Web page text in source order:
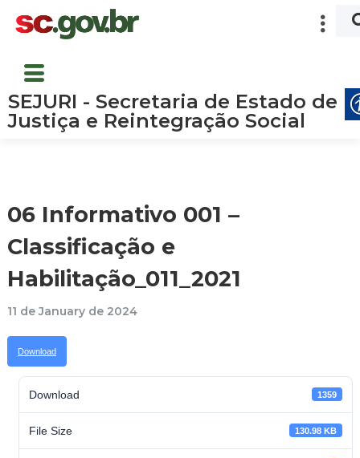
SEJURI - Secretaria de Estado de
Justiça e Reintegração Social
06 Informativo 001 –
Classificação e
Habilitação_011_2021
11 de January de 2024
Download
Download 1359
File Size 130.98 KB